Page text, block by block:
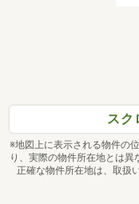
スク
※地図上に表示される物件の
り、実際の物件所在地とは異
正確な物件所在地は、取扱